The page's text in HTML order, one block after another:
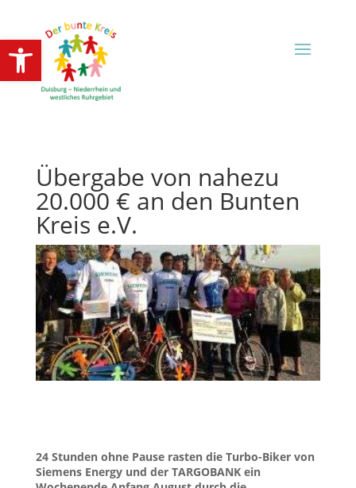
Open toolbar
Übergabe von nahezu
20.000 € an den Bunten
Kreis e.V.
24 Stunden ohne Pause rasten die Turbo-Biker von
Siemens Energy und der TARGOBANK ein